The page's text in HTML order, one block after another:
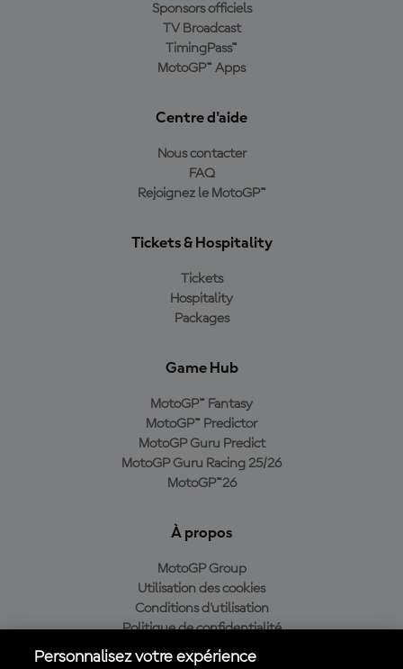
Sponsors officiels
TV Broadcast
TimingPass™
MotoGP™ Apps
Centre d'aide
Nous contacter
FAQ
Rejoignez le MotoGP™
Tickets & Hospitality
Tickets
Hospitality
Packages
Game Hub
MotoGP™ Fantasy
MotoGP™ Predictor
MotoGP Guru Predict
MotoGP Guru Racing 25/26
MotoGP™26
À propos
MotoGP Group
Utilisation des cookies
Conditions d'utilisation
Politique de confidentialité
Politique d’achat
Personnalisez votre expérience